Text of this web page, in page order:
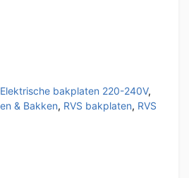
Elektrische bakplaten 220-240V,
& Bakken, RVS bakplaten, RVS